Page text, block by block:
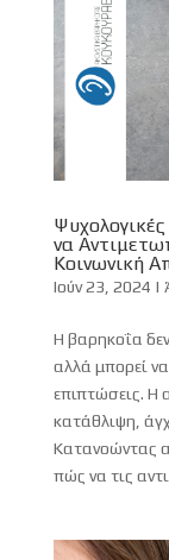
να
Κοινωνική
Ιούν 23, 2024 |
Η βαρηκοΐα
αλλά μπορεί
επιπτώσεις. Η
κατάθλιψη,
Κατανοώντας
πώς να τις